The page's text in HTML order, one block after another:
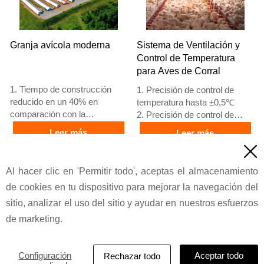
+8618830120193,
contáctenos para obtener la
lista de precios
+8618830120193
Granja avícola moderna
1. Tiempo de construcción
reducido en un 40% en
comparación con la
tradicionales
3. Grosor del panel de pared
100mm
4. Espaciado entre columnas
6m
Leer más
Sistema de Ventilación y
Control de Temperatura
para Aves de Corral
1. Precisión de control de
temperatura hasta ±0,5℃
2. Precisión de control de
humedad ±5% RH
enfriamiento 150 mm
5. Recepción /WhatsApp NO.
: +8618830120193
Leer más
Política de privacidad

Al hacer clic en 'Permitir todo', aceptas el almacenamiento
de cookies en tu dispositivo para mejorar la navegación del
sitio, analizar el uso del sitio y ayudar en nuestros esfuerzos
de marketing.
Configuración
Rechazar todo Aceptar todo